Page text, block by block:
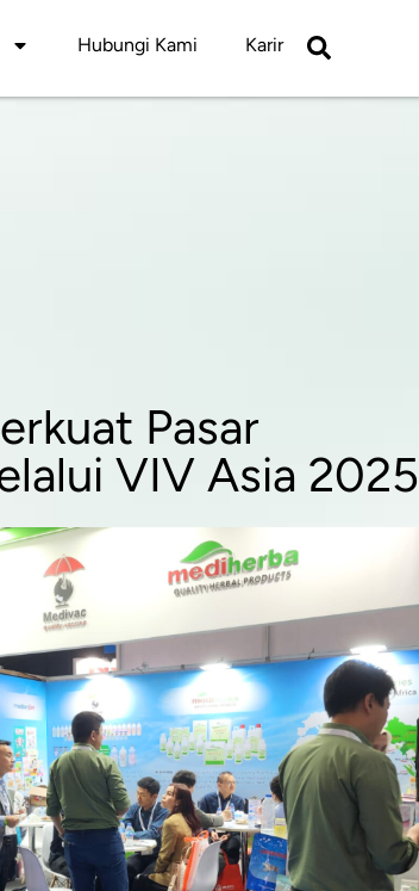
Hubungi Kami Karir
Pasar
VIV Asia 2025